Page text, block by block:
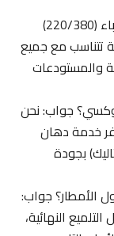
سؤال: هل تتوفر لديكم ماكينات تعمل بالكهرباء (220/380)
مع جميع
جواب: نحن
دهان
بجودة
جواب:
النهائية،